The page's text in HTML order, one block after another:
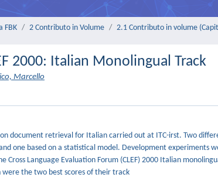
FBK 2 Contributo in Volume 2.1 Contributo in volume
2000: Italian Monolingual Track
Marcello
document retrieval for Italian carried out at ITC-irst. Two
one based on a statistical model. Development experiments
Cross Language Evaluation Forum (CLEF) 2000 Italian
were the two best scores of their track